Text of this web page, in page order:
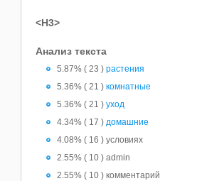
<H3>
Анализ текста
5.87% ( 23 ) растения
5.36% ( 21 ) комнатные
5.36% ( 21 ) уход
4.34% ( 17 ) домашние
4.08% ( 16 ) условиях
2.55% ( 10 ) admin
2.55% ( 10 ) комментарий